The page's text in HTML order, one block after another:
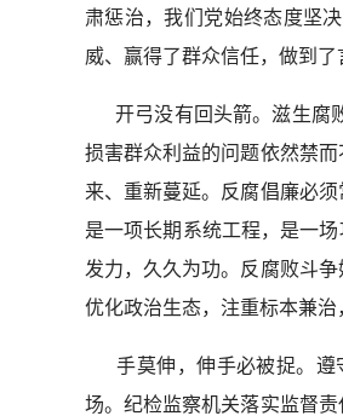
肃惩治，我们党始终态度坚
威、赢得了群众信任，做到了
开弓没有回头箭。滋生腐败
损害群众利益的问题依然禁
来、重新蔓延。反腐倡廉必
是一项长期系统工程，是一
发力，久久为功。反腐败斗
优化政治生态，注重标本兼治
手莫伸，伸手必被捉。遵
场。纪检监察机关落实监督